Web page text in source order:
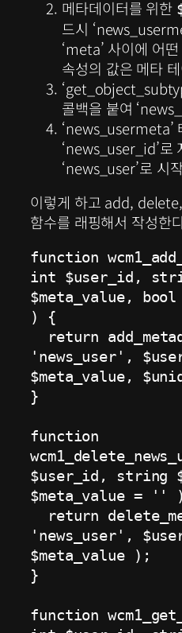
메타데이터를 위한
드시
‘meta’ 사이에 어
속성의 값은 메타
콜백을 붙여
‘news_usermeta’
‘news_user_id’로
‘news_user’로 시
이렇게 하고 add,
함수를 래핑해서 작성한
function
int $user_id,
$meta_value,
) {
'news_user',
$meta_value,
}
function
$user_id, string
$meta_value =
'news_user',
$meta_value );
}
function